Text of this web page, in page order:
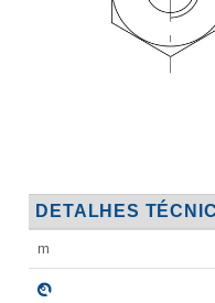
DETALHES
m